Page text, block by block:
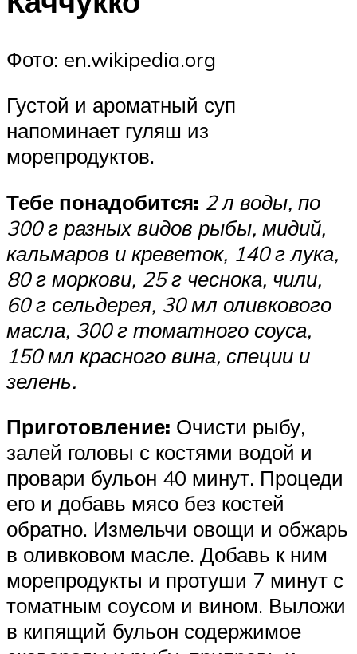
Фото: en.wikipedia.org
Густой и ароматный суп
напоминает гуляш из
морепродуктов.
Тебе понадобится: 2 л воды, по
300 г разных видов рыбы, мидий,
кальмаров и креветок, 140 г лука,
80 г моркови, 25 г чеснока, чили,
60 г сельдерея, 30 мл оливкового
масла, 300 г томатного соуса,
150 мл красного вина, специи и
зелень.
Приготовление: Очисти рыбу,
залей головы с костями водой и
провари бульон 40 минут. Процеди
его и добавь мясо без костей
обратно. Измельчи овощи и обжарь
в оливковом масле. Добавь к ним
морепродукты и протуши 7 минут с
томатным соусом и вином. Выложи
в кипящий бульон содержимое